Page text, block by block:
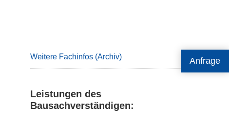
Anfrage
Weitere Fachinfos (Archiv)
Leistungen des
Bausachverständigen: